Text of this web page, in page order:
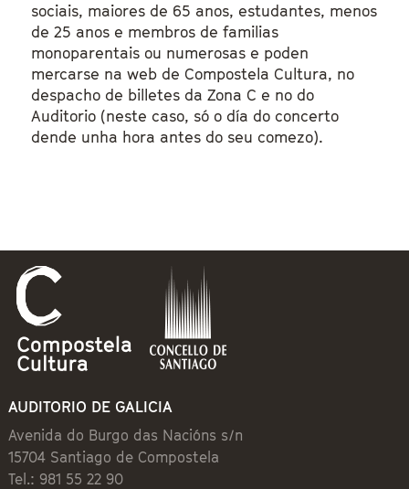
sociais, maiores de 65 anos, estudantes, menos
de 25 anos e membros de familias
monoparentais ou numerosas e poden
mercarse na web de Compostela Cultura, no
despacho de billetes da Zona C e no do
Auditorio (neste caso, só o día do concerto
dende unha hora antes do seu comezo).
AUDITORIO DE GALICIA
Avenida do Burgo das Nacións s/n
15704 Santiago de Compostela
Tel.: 981 55 22 90